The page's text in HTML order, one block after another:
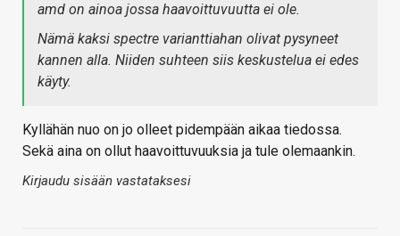
amd on ainoa jossa haavoittuvuutta ei ole.
Nämä kaksi spectre varianttiahan olivat pysyneet
kannen alla. Niiden suhteen siis keskustelua ei edes
käyty.
Kyllähän nuo on jo olleet pidempään aikaa tiedossa.
Sekä aina on ollut haavoittuvuuksia ja tule olemaankin.
Kirjaudu sisään vastataksesi